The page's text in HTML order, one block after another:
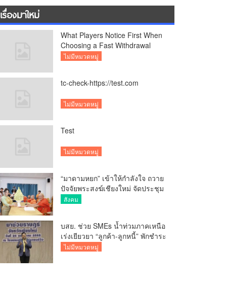
ว่า 2,132 ล้านบาท
เรื่องมาใหม่
What Players Notice First When
Choosing a Fast Withdrawal
Casino UK
ไม่มีหมวดหมู่
tc-check-https://test.com
ไม่มีหมวดหมู่
Test
ไม่มีหมวดหมู่
“มาดามหยก” เข้าให้กำลังใจ ถวาย
ปัจจัยพระสงฆ์เชียงใหม่ จัดประชุม
ทำบัญชีรายรับรายจ่ายของวัด กว่า
สังคม
บสย. ช่วย SMEs น้ำท่วมภาคเหนือ
เร่งเยียวยา “ลูกค้า-ลูกหนี้” พักชำระ
ค่าธรรมเนียม-ค่างวด
ไม่มีหมวดหมู่